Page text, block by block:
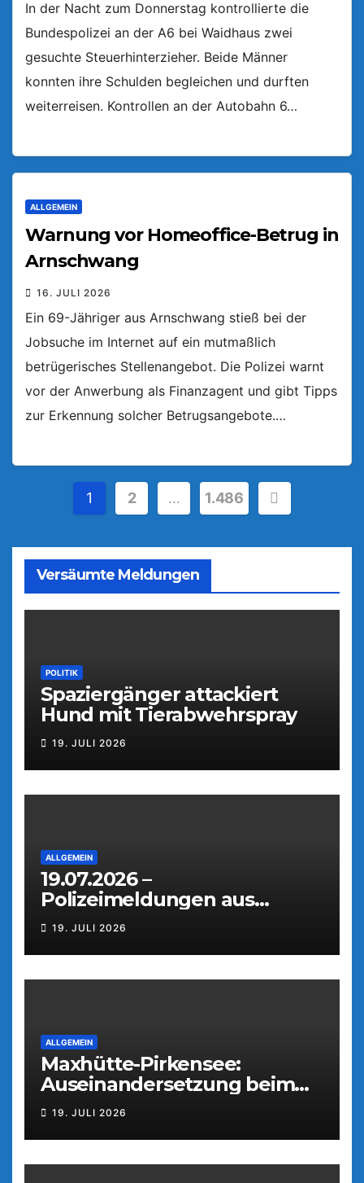
In der Nacht zum Donnerstag kontrollierte die
Bundespolizei an der A6 bei Waidhaus zwei
gesuchte Steuerhinterzieher. Beide Männer
konnten ihre Schulden begleichen und durften
weiterreisen. Kontrollen an der Autobahn 6…
ALLGEMEIN
Warnung vor Homeoffice-Betrug in
Arnschwang
16. JULI 2026
Ein 69-Jähriger aus Arnschwang stieß bei der
Jobsuche im Internet auf ein mutmaßlich
betrügerisches Stellenangebot. Die Polizei warnt
vor der Anwerbung als Finanzagent und gibt Tipps
zur Erkennung solcher Betrugsangebote.…
Seitennummerierung
Beiträge
1 2 … 1.486
Versäumte Meldungen
POLITIK
Spaziergänger attackiert
Hund mit Tierabwehrspray
19. JULI 2026
ALLGEMEIN
19.07.2026 –
Polizeimeldungen aus
Weiden
19. JULI 2026
ALLGEMEIN
Maxhütte-Pirkensee:
Auseinandersetzung beim
Parkfest
19. JULI 2026